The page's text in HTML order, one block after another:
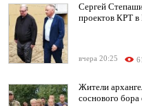
Сергей
проектов КРТ
вчера 20:25
Жители
соснового